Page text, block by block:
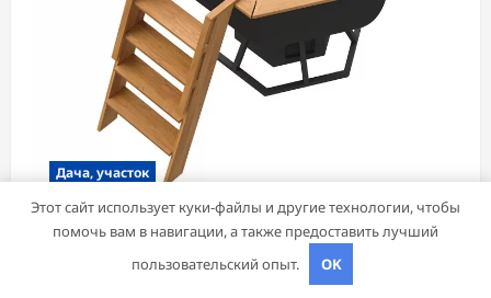
Дача, участок
Чаны для бани: преимущества, виды и
особенности использования
Этот сайт использует куки-файлы и другие технологии, чтобы
помочь вам в навигации, а также предоставить лучший
пользовательский опыт.
OK